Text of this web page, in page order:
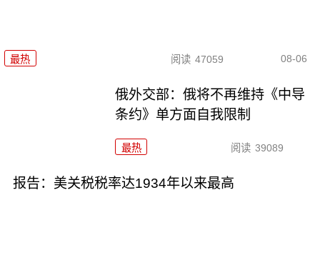
最热 阅读 47059 08-06
俄外交部：俄将不再维持《中导
条约》单方面自我限制
最热 阅读 39089
报告：美关税税率达1934年以来最高